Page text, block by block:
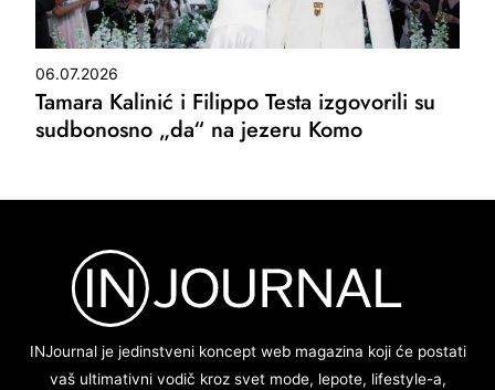
06.07.2026
Tamara Kalinić i Filippo Testa izgovorili su
sudbonosno „da“ na jezeru Komo
INJournal je jedinstveni koncept web magazina koji će postati
vaš ultimativni vodič kroz svet mode, lepote, lifestyle-a,